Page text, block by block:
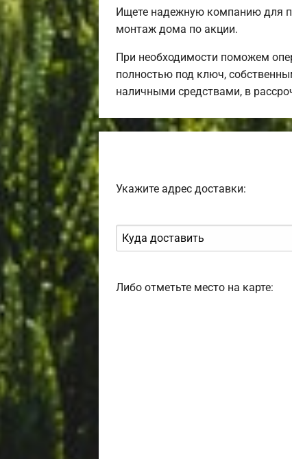
Ищете надежную компанию для
монтаж дома по акции.
При необходимости поможем
полностью под ключ,
наличными средствами, в
Укажите адрес доставки:
Либо отметьте место на карте: